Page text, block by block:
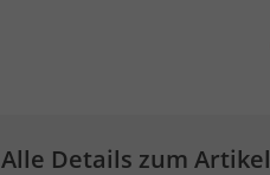
Alle Details zum Artikel